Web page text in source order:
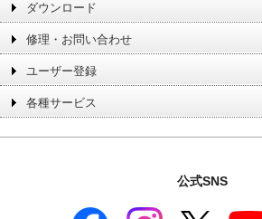
ダウンロード
修理・お問い合わせ
ユーザー登録
各種サービス
公式SNS